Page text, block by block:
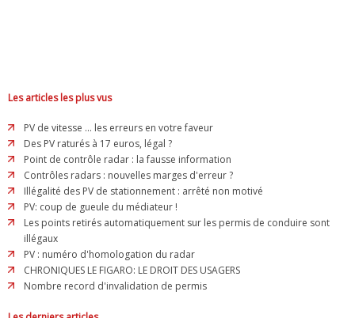
Les articles les plus vus
PV de vitesse ... les erreurs en votre faveur
Des PV raturés à 17 euros, légal ?
Point de contrôle radar : la fausse information
Contrôles radars : nouvelles marges d'erreur ?
Illégalité des PV de stationnement : arrêté non motivé
PV: coup de gueule du médiateur !
Les points retirés automatiquement sur les permis de conduire sont
illégaux
PV : numéro d'homologation du radar
CHRONIQUES LE FIGARO: LE DROIT DES USAGERS
Nombre record d'invalidation de permis